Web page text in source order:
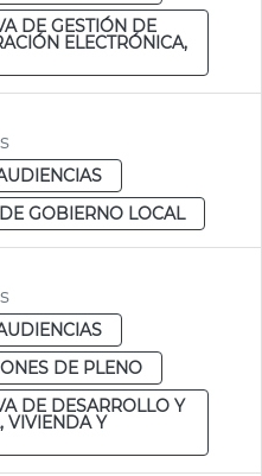
DE GESTIÓN DE
ELECTRÓNICA,
GOBIERNO LOCAL
DE PLENO
DE DESARROLLO Y
VIVIENDA Y